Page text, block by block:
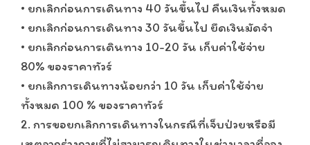
• ยกเลิกก่อนการเดินทาง 40 วันขึ้นไป คืนเงินทั้งหมด
• ยกเลิกก่อนการเดินทาง 30 วันขึ้นไป ยึดเงินมัดจำ
• ยกเลิกก่อนการเดินทาง 10-20 วัน เก็บค่าใช้จ่าย
80% ของราคาทัวร์
• ยกเลิกการเดินทางน้อยกว่า 10 วัน เก็บค่าใช้จ่าย
ทั้งหมด 100 % ของราคาทัวร์
2. การขอยกเลิกการเดินทางในกรณีที่เจ็บป่วยหรือมี